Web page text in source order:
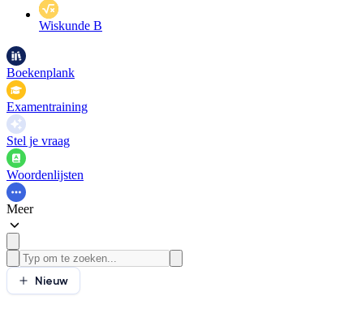
Wiskunde B
Boekenplank
Examentraining
Stel je vraag
Woordenlijsten
Meer
Nieuw